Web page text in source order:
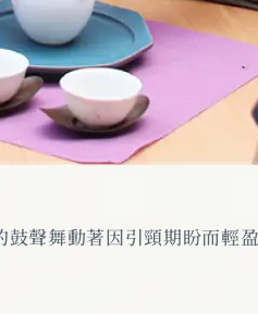
聲舞動著因引頸期盼而輕